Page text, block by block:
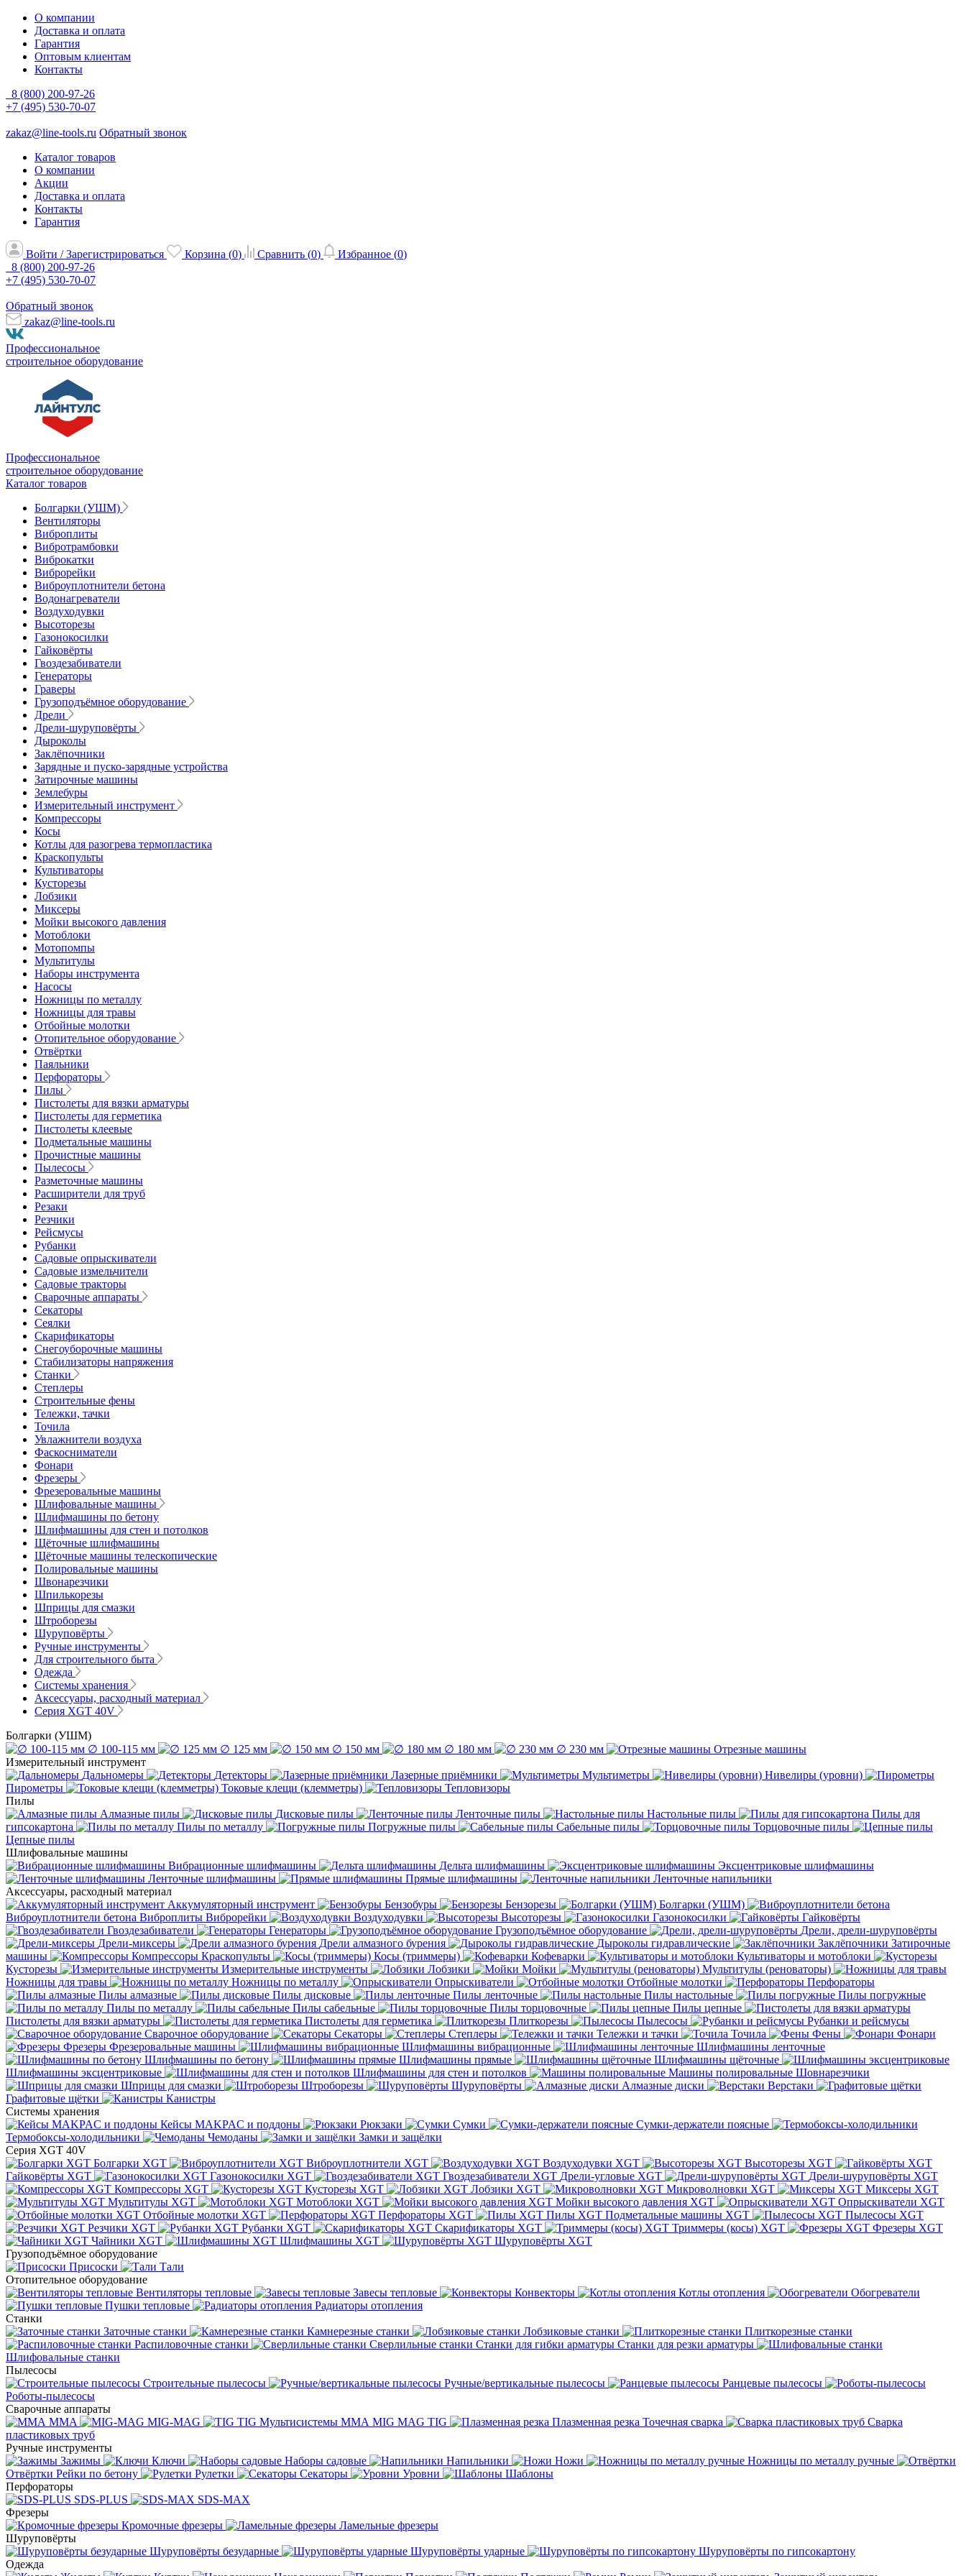
О компании
Доставка и оплата
Гарантия
Оптовым клиентам
Контакты
8 (800) 200-97-26
+7 (495) 530-70-07
zakaz@line-tools.ru Обратный звонок
Каталог товаров
О компании
Акции
Доставка и оплата
Контакты
Гарантия
Войти / Зарегистрироваться Корзина (0) Сравнить (0) Избранное (0)
8 (800) 200-97-26
+7 (495) 530-70-07
Обратный звонок
zakaz@line-tools.ru
Профессиональное
строительное оборудование
Профессиональное
строительное оборудование
Каталог товаров
Болгарки (УШМ)
Вентиляторы
Виброплиты
Вибротрамбовки
Виброкатки
Виброрейки
Виброуплотнители бетона
Водонагреватели
Воздуходувки
Высоторезы
Газонокосилки
Гайковёрты
Гвоздезабиватели
Генераторы
Граверы
Грузоподъёмное оборудование
Дрели
Дрели-шуруповёрты
Дыроколы
Заклёпочники
Зарядные и пуско-зарядные устройства
Затирочные машины
Землебуры
Измерительный инструмент
Компрессоры
Косы
Котлы для разогрева термопластика
Краскопульты
Культиваторы
Кусторезы
Лобзики
Миксеры
Мойки высокого давления
Мотоблоки
Мотопомпы
Мультитулы
Наборы инструмента
Насосы
Ножницы по металлу
Ножницы для травы
Отбойные молотки
Отопительное оборудование
Отвёртки
Паяльники
Перфораторы
Пилы
Пистолеты для вязки арматуры
Пистолеты для герметика
Пистолеты клеевые
Подметальные машины
Прочистные машины
Пылесосы
Разметочные машины
Расширители для труб
Резаки
Резчики
Рейсмусы
Рубанки
Садовые опрыскиватели
Садовые измельчители
Садовые тракторы
Сварочные аппараты
Секаторы
Сеялки
Скарификаторы
Снегоуборочные машины
Стабилизаторы напряжения
Станки
Степлеры
Строительные фены
Тележки, тачки
Точила
Увлажнители воздуха
Фаскосниматели
Фонари
Фрезеры
Фрезеровальные машины
Шлифовальные машины
Шлифмашины по бетону
Шлифмашины для стен и потолков
Щёточные шлифмашины
Щёточные машины телескопические
Полировальные машины
Швонарезчики
Шпилькорезы
Шприцы для смазки
Штроборезы
Шуруповёрты
Ручные инструменты
Для строительного быта
Одежда
Системы хранения
Аксессуары, расходный материал
Серия XGT 40V
Болгарки (УШМ)
∅ 100-115 мм
∅ 125 мм ∅ 150 мм ∅ 180 мм ∅ 230 мм
Отрезные машины
Измерительный инструмент
Дальномеры
Детекторы Лазерные приёмники Мультиметры
Нивелиры (уровни)
Пирометры
Токовые клещи (клемметры)
Тепловизоры
Пилы
Алмазные пилы
Дисковые пилы Ленточные пилы Настольные пилы
Пилы для
гипсокартона
Пилы по металлу Погружные пилы Сабельные пилы
Торцовочные пилы
Цепные пилы
Шлифовальные машины
Вибрационные шлифмашины
Дельта шлифмашины
Эксцентриковые шлифмашины
Ленточные шлифмашины
Прямые шлифмашины
Ленточные напильники
Аксессуары, расходный материал
Аккумуляторный инструмент
Бензобуры Бензорезы
Болгарки (УШМ)
Виброуплотнители бетона Виброплиты Виброрейки Воздуходувки Высоторезы Газонокосилки
Гайковёрты
Гвоздезабиватели
Генераторы Грузоподъёмное оборудование
Дрели, дрели-шуруповёрты
Дрели-миксеры
Дрели алмазного бурения Дыроколы гидравлические Заклёпочники Затирочные
машины
Компрессоры Краскопульты Косы (триммеры) Кофеварки
Культиваторы и мотоблоки
Кусторезы
Измерительные инструменты Лобзики Мойки
Мультитулы (реноваторы)
Ножницы для травы
Ножницы по металлу Опрыскиватели Отбойные молотки
Перфораторы
Пилы алмазные
Пилы дисковые Пилы ленточные Пилы настольные
Пилы погружные
Пилы по металлу
Пилы сабельные Пилы торцовочные
Пилы цепные
Пистолеты для вязки арматуры
Пистолеты для герметика Плиткорезы Пылесосы
Рубанки и рейсмусы
Сварочное оборудование
Секаторы Степлеры Тележки и тачки Точила Фены
Фонари
Фрезеры Фрезеровальные машины Шлифмашины вибрационные
Шлифмашины ленточные
Шлифмашины по бетону
Шлифмашины прямые
Шлифмашины щёточные
Шлифмашины эксцентриковые
Шлифмашины для стен и потолков Машины полировальные Шовнарезчики
Шприцы для смазки
Штроборезы Шуруповёрты Алмазные диски
Верстаки
Графитовые щётки
Канистры
Системы хранения
Кейсы MAKPAC и поддоны
Рюкзаки Сумки
Сумки-держатели поясные
Термобоксы-холодильники
Чемоданы
Замки и защёлки
Серия XGT 40V
Болгарки XGT
Виброуплотнители XGT Воздуходувки XGT
Высоторезы XGT
Гайковёрты XGT
Газонокосилки XGT Гвоздезабиватели XGT Дрели-угловые XGT
Дрели-шуруповёрты XGT
Компрессоры XGT
Кусторезы XGT Лобзики XGT Микроволновки XGT
Миксеры XGT
Мультитулы XGT
Мотоблоки XGT Мойки высокого давления XGT
Опрыскиватели XGT
Отбойные молотки XGT
Перфораторы XGT Пилы XGT Подметальные машины XGT
Пылесосы XGT
Резчики XGT
Рубанки XGT Скарификаторы XGT Триммеры (косы) XGT
Фрезеры XGT
Чайники XGT
Шлифмашины XGT
Шуруповёрты XGT
Грузоподъёмное оборудование
Присоски
Тали
Отопительное оборудование
Вентиляторы тепловые
Завесы тепловые Конвекторы Котлы отопления
Обогреватели
Пушки тепловые
Радиаторы отопления
Станки
Заточные станки
Камнерезные станки Лобзиковые станки
Плиткорезные станки
Распиловочные станки
Сверлильные станки Станки для гибки арматуры Станки для резки арматуры
Шлифовальные станки
Пылесосы
Строительные пылесосы
Ручные/вертикальные пылесосы
Ранцевые пылесосы
Роботы-пылесосы
Сварочные аппараты
MMA
MIG-MAG TIG Мультисистемы ММА MIG MAG TIG Плазменная резка Точечная сварка
Cварка
пластиковых труб
Ручные инструменты
Зажимы
Ключи Наборы садовые Напильники Ножи
Ножницы по металлу ручные
Отвёртки Рейки по бетону Рулетки Секаторы Уровни
Шаблоны
Перфораторы
SDS-PLUS
SDS-MAX
Фрезеры
Кромочные фрезеры
Ламельные фрезеры
Шуруповёрты
Шуруповёрты безударные
Шуруповёрты ударные
Шуруповёрты по гипсокартону
Одежда